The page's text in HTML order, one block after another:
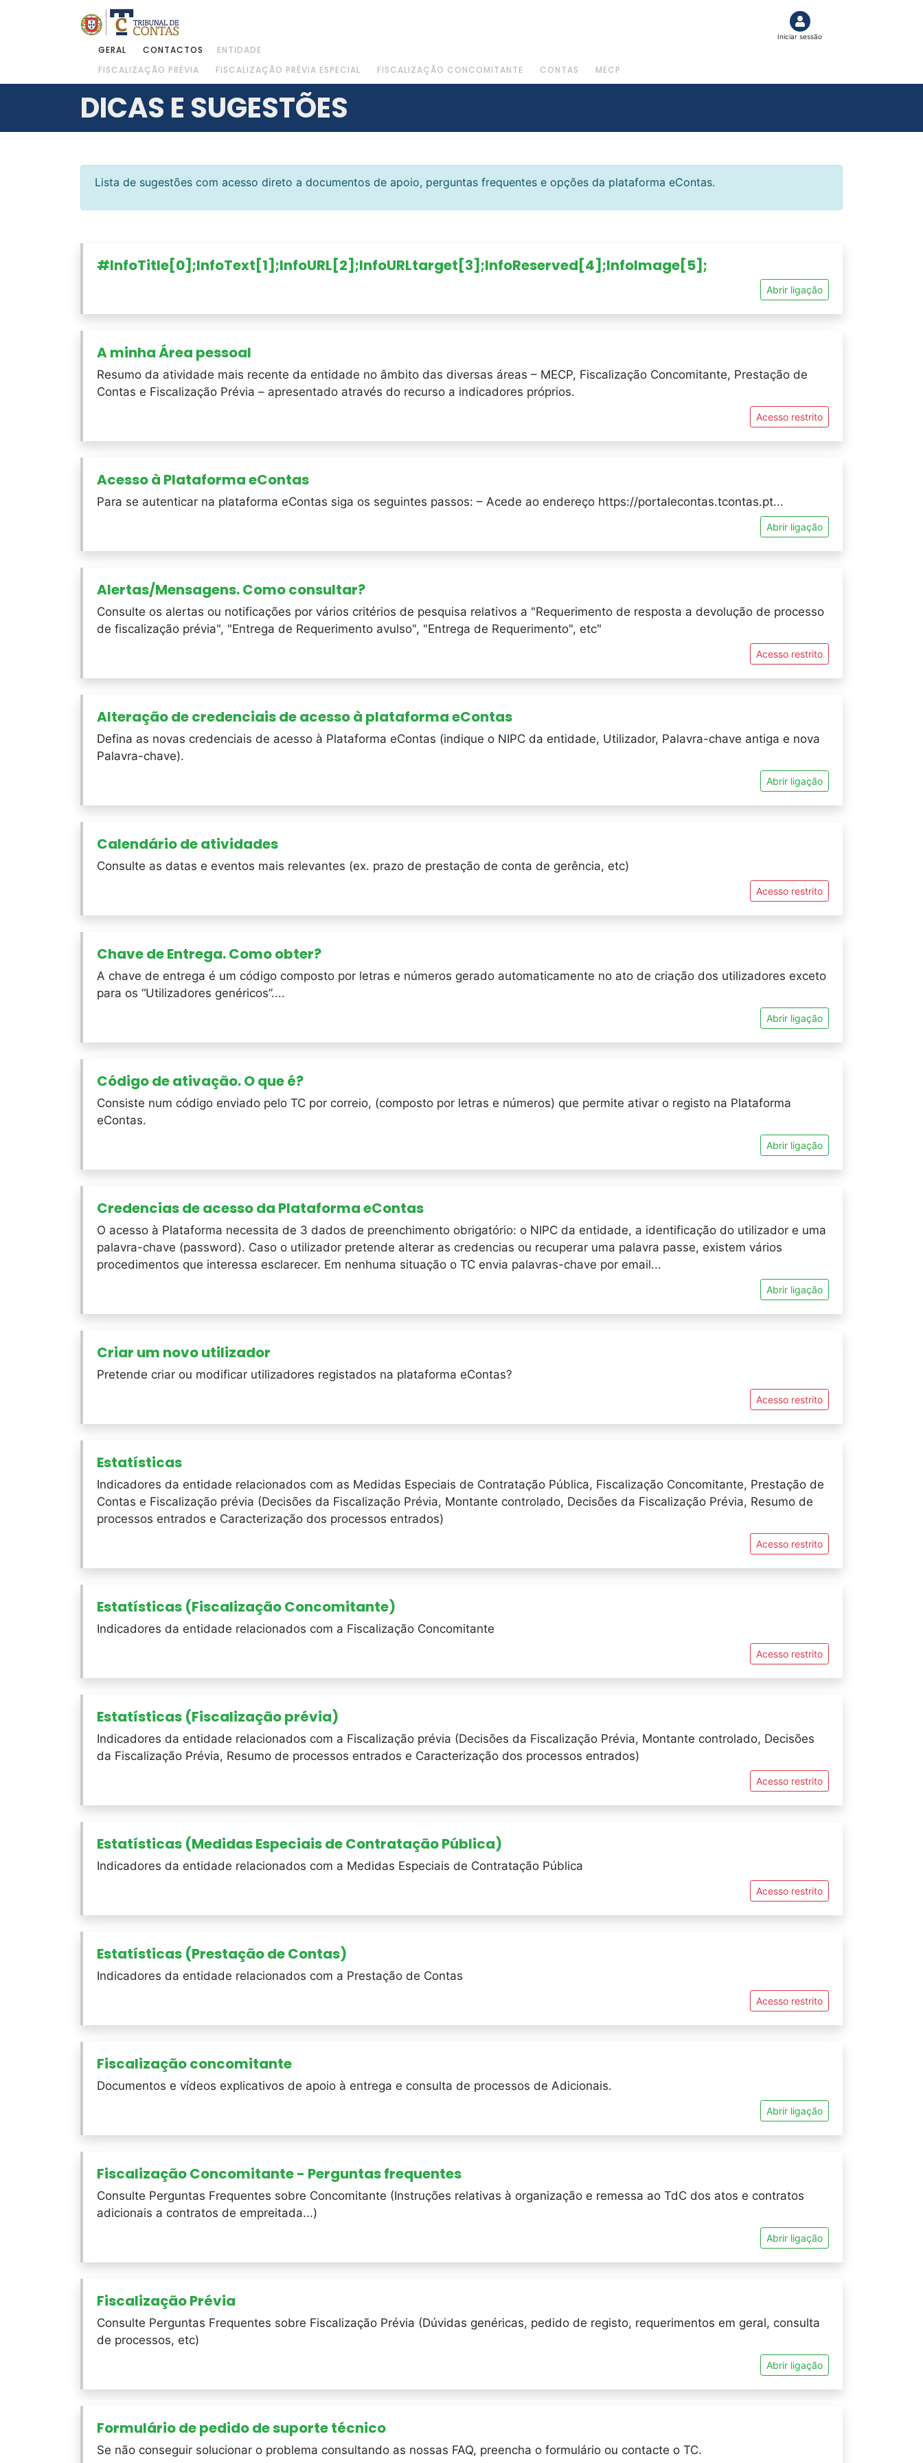
Iniciar sessão
GERAL CONTACTOS
ENTIDADE
FISCALIZAÇÃO PRÉVIA
FISCALIZAÇÃO PRÉVIA ESPECIAL FISCALIZAÇÃO CONCOMITANTE CONTAS MECP
DICAS E SUGESTÕES
Lista de sugestões com acesso direto a documentos de apoio, perguntas frequentes e opções da plataforma eContas.
#InfoTitle[0];InfoText[1];InfoURL[2];InfoURLtarget[3];InfoReserved[4];InfoImage[5];
Abrir ligação
A minha Área pessoal
Resumo da atividade mais recente da entidade no âmbito das diversas áreas – MECP, Fiscalização Concomitante, Prestação de
Contas e Fiscalização Prévia – apresentado através do recurso a indicadores próprios.
Acesso restrito
Acesso à Plataforma eContas
Para se autenticar na plataforma eContas siga os seguintes passos: – Acede ao endereço https://portalecontas.tcontas.pt...
Abrir ligação
Alertas/Mensagens. Como consultar?
Consulte os alertas ou notificações por vários critérios de pesquisa relativos a "Requerimento de resposta a devolução de processo
de fiscalização prévia", "Entrega de Requerimento avulso", "Entrega de Requerimento", etc"
Acesso restrito
Alteração de credenciais de acesso à plataforma eContas
Defina as novas credenciais de acesso à Plataforma eContas (indique o NIPC da entidade, Utilizador, Palavra-chave antiga e nova
Palavra-chave).
Abrir ligação
Calendário de atividades
Consulte as datas e eventos mais relevantes (ex. prazo de prestação de conta de gerência, etc)
Acesso restrito
Chave de Entrega. Como obter?
A chave de entrega é um código composto por letras e números gerado automaticamente no ato de criação dos utilizadores exceto
para os “Utilizadores genéricos”....
Abrir ligação
Código de ativação. O que é?
Consiste num código enviado pelo TC por correio, (composto por letras e números) que permite ativar o registo na Plataforma
eContas.
Abrir ligação
Credencias de acesso da Plataforma eContas
O acesso à Plataforma necessita de 3 dados de preenchimento obrigatório: o NIPC da entidade, a identificação do utilizador e uma
palavra-chave (password). Caso o utilizador pretende alterar as credencias ou recuperar uma palavra passe, existem vários
procedimentos que interessa esclarecer. Em nenhuma situação o TC envia palavras-chave por email...
Abrir ligação
Criar um novo utilizador
Pretende criar ou modificar utilizadores registados na plataforma eContas?
Acesso restrito
Estatísticas
Indicadores da entidade relacionados com as Medidas Especiais de Contratação Pública, Fiscalização Concomitante, Prestação de
Contas e Fiscalização prévia (Decisões da Fiscalização Prévia, Montante controlado, Decisões da Fiscalização Prévia, Resumo de
processos entrados e Caracterização dos processos entrados)
Acesso restrito
Estatísticas (Fiscalização Concomitante)
Indicadores da entidade relacionados com a Fiscalização Concomitante
Acesso restrito
Estatísticas (Fiscalização prévia)
Indicadores da entidade relacionados com a Fiscalização prévia (Decisões da Fiscalização Prévia, Montante controlado, Decisões
da Fiscalização Prévia, Resumo de processos entrados e Caracterização dos processos entrados)
Acesso restrito
Estatísticas (Medidas Especiais de Contratação Pública)
Indicadores da entidade relacionados com a Medidas Especiais de Contratação Pública
Acesso restrito
Estatísticas (Prestação de Contas)
Indicadores da entidade relacionados com a Prestação de Contas
Acesso restrito
Fiscalização concomitante
Documentos e vídeos explicativos de apoio à entrega e consulta de processos de Adicionais.
Abrir ligação
Fiscalização Concomitante - Perguntas frequentes
Consulte Perguntas Frequentes sobre Concomitante (Instruções relativas à organização e remessa ao TdC dos atos e contratos
adicionais a contratos de empreitada...)
Abrir ligação
Fiscalização Prévia
Consulte Perguntas Frequentes sobre Fiscalização Prévia (Dúvidas genéricas, pedido de registo, requerimentos em geral, consulta
de processos, etc)
Abrir ligação
Formulário de pedido de suporte técnico
Se não conseguir solucionar o problema consultando as nossas FAQ, preencha o formulário ou contacte o TC.